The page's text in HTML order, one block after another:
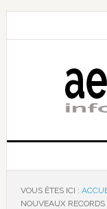
VOUS ÊTES ICI :
NOUVEAUX